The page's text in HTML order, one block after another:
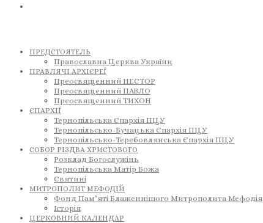
ПРЕДСТОЯТЕЛЬ
Православна Церква України
ПРАВЛЯЧІ АРХІЄРЕЇ
Преосвященний НЕСТОР
Преосвященний ПАВЛО
Преосвященний ТИХОН
ЄПАРХІЇ
Тернопільська Єпархія ПЦУ
Тернопільсько-Бучацька Єпархія ПЦУ
Тернопільсько-Теребовлянська Єпархія ПЦУ
СОБОР РІЗДВА ХРИСТОВОГО
Розклад Богослужінь
Тернопільська Матір Божа
Святині
МИТРОПОЛИТ МЕФОДІЙ
Фонд Пам’яті Блаженнішого Митрополита Мефодія
Історія
ЦЕРКОВНИЙ КАЛЕНДАР